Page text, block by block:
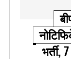
भर्ती,